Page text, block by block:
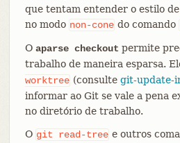
que tentam entender o estilo
no modo non-cone do comando
O aparse checkout permite
trabalho de maneira esparsa.
worktree (consulte git-update-
informar ao Git se vale a pena
no diretório de trabalho.
O git read-tree e outros